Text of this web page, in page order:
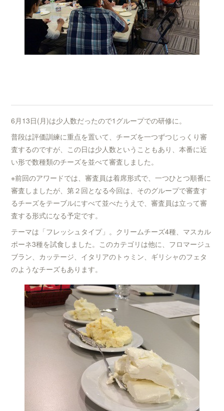
6月13日(月)は少人数だったので1グループでの研修に。
普段は評価訓練に重点を置いて、チーズを一つずつじっくり審
査するのですが、この日は少人数ということもあり、本番に近
い形で数種類のチーズを並べて審査しました。
※前回のアワードでは、審査員は着席形式で、一つひとつ順番に
審査しましたが、第２回となる今回は、そのグループで審査す
るチーズをテーブルにすべて並べたうえで、審査員は立って審
査する形式になる予定です。
テーマは「フレッシュタイプ」。クリームチーズ4種、マスカル
ポーネ3種を試食しました。このカテゴリは他に、フロマージュ
ブラン、カッテージ、イタリアのトゥミン、ギリシャのフェタ
のようなチーズもあります。